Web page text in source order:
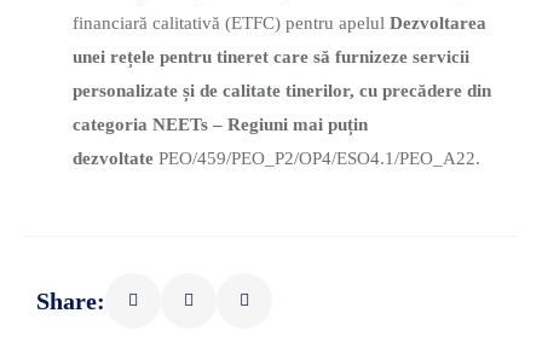
financiară calitativă (ETFC) pentru apelul Dezvoltarea
unei rețele pentru tineret care să furnizeze servicii
personalizate și de calitate tinerilor, cu precădere din
categoria NEETs – Regiuni mai puțin
dezvoltate PEO/459/PEO_P2/OP4/ESO4.1/PEO_A22.
Share: